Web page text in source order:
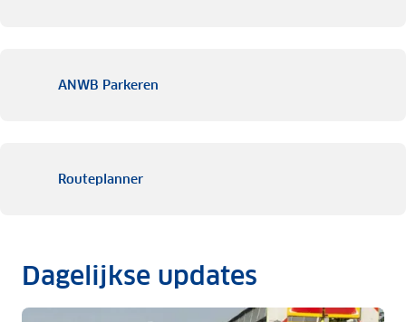
ANWB Parkeren
Routeplanner
Dagelijkse updates